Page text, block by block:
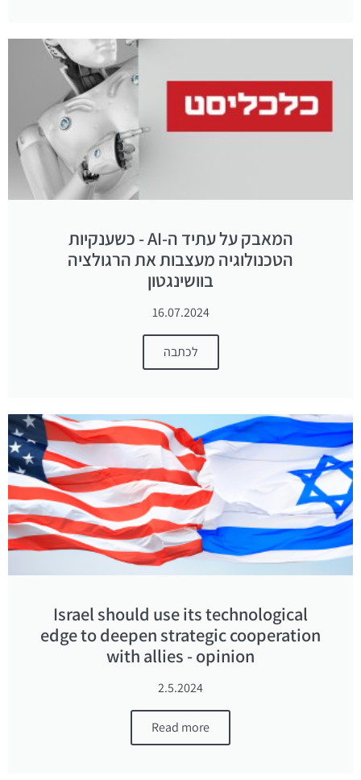
המאבק על עתיד ה-AI - כשענקיות
הטכנולוגיה מעצבות את הרגולציה
בוושינגטון
16.07.2024
לכתבה
Israel should use its technological
edge to deepen strategic cooperation
with allies - opinion
2.5.2024
Read more